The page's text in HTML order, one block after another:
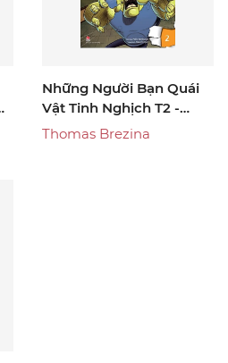
Những Người Bạn Quái
Vật Tinh Nghịch T2 -
Những Tiết Học Kinh Dị
Thomas Brezina